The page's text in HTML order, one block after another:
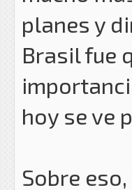
planes y
Brasil fue
hoy se ve
Sobre